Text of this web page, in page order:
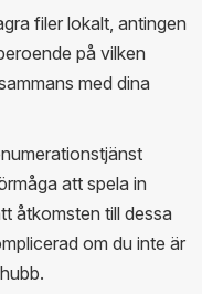
filer lokalt, antingen
på vilken
med dina
att spela in
åtkomsten till dessa
om du inte är